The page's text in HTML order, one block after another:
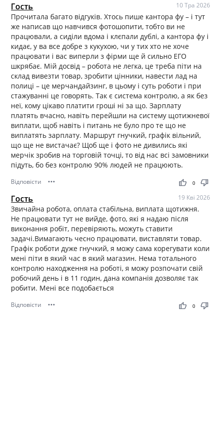
Гость 10 Тра 2026
Прочитала багато відгуків. Хтось пише кантора фу – і тут
же написав що навчився фотошопити, тобто ви не
працювали, а сиділи вдома і клєпали дублі, а кантора фу і
кидає, у ва все добре з кукухою, чи у тих хто не хоче
працювати і вас виперли з фірми ще й сильно ЕГО
шкрябає. Мій досвід – робота не легка, це треба піти на
склад вивезти товар, зробити цінники, навести лад на
полиці – це мерчандайзинг, в цьому і суть роботи і при
стажуванні це говорять. Так є система контролю, а як без
неї, кому цікаво платити гроші ні за що. Зарплату
платять вчасно, навіть перейшли на систему щотижневої
виплати, щоб навіть і питань не було про те що не
виплатять зарплату. Маршрут гнучкий, графік вільний,
що ще не вистачає? Щоб ще і фото не дивились які
мерчік зробив на торговій точці, то від нас всі замовники
підуть, бо без контролю 90% людей не працюють.
Відповісти ••• thumb_up thumb_down
0
Гость 19 Кві 2026
Звичайна робота, оплата стабільна, виплата щотижня.
Не працювати тут не вийде, фото, які я надаю після
виконання робіт, перевіряють, можуть ставити
задачі.Вимагають чесно працювати, виставляти товар.
Графік роботи дуже гнучкий, я можу сама корегувати коли
мені піти в який час в який магазин. Нема тотального
контролю находження на роботі, я можу розпочати свій
робочий день і в 11 годин, дана компанія дозволяє так
робити. Мені все подобається
Відповісти ••• thumb_up thumb_down
0